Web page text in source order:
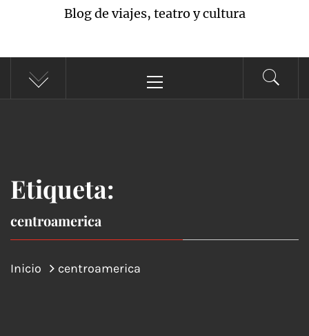
Blog de viajes, teatro y cultura
principal
Etiqueta:
centroamerica
Inicio centroamerica